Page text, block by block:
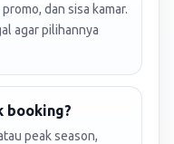
dan sisa kamar.
agar pilihannya
booking?
peak season,